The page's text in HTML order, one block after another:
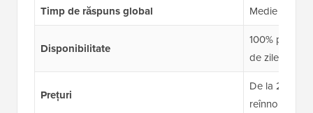
Timp de răspuns global
Medie de
Disponibilitate
100% pe o
de zile
Prețuri
De la 2,99
reînnoire la